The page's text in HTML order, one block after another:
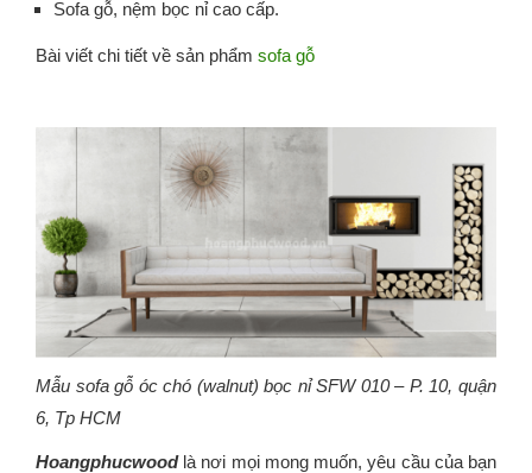
Sofa gỗ, nệm bọc nỉ cao cấp.
Bài viết chi tiết về sản phẩm sofa gỗ
Mẫu sofa gỗ óc chó (walnut) bọc nỉ SFW 010 – P. 10, quận
6, Tp HCM
Hoangphucwoodlà nơi mọi mong muốn, yêu cầu của bạn